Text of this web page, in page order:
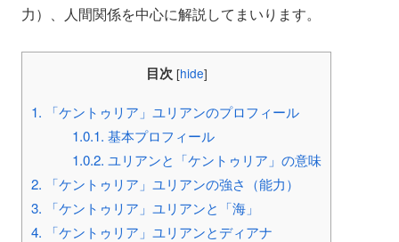
力）、人間関係を中心に解説してまいります。
目次 [hide]
1. 「ケントゥリア」ユリアンのプロフィール
1.0.1. 基本プロフィール
1.0.2. ユリアンと「ケントゥリア」の意味
2. 「ケントゥリア」ユリアンの強さ（能力）
3. 「ケントゥリア」ユリアンと「海」
4. 「ケントゥリア」ユリアンとディアナ